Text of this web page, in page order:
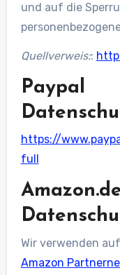
und auf die
Quellverweis::
Paypal
https://
full
Wir verwenden
Amazon